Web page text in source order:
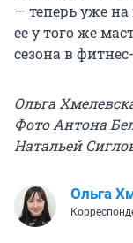
— теперь уже
ее у того же
сезона в
Ольга
Фото Антона
Натальей
Ольга